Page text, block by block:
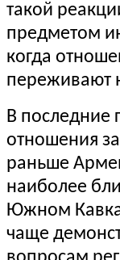
такой
предметом
когда
переживают
В последние
отношения
раньше
наиболее
Южном
чаще